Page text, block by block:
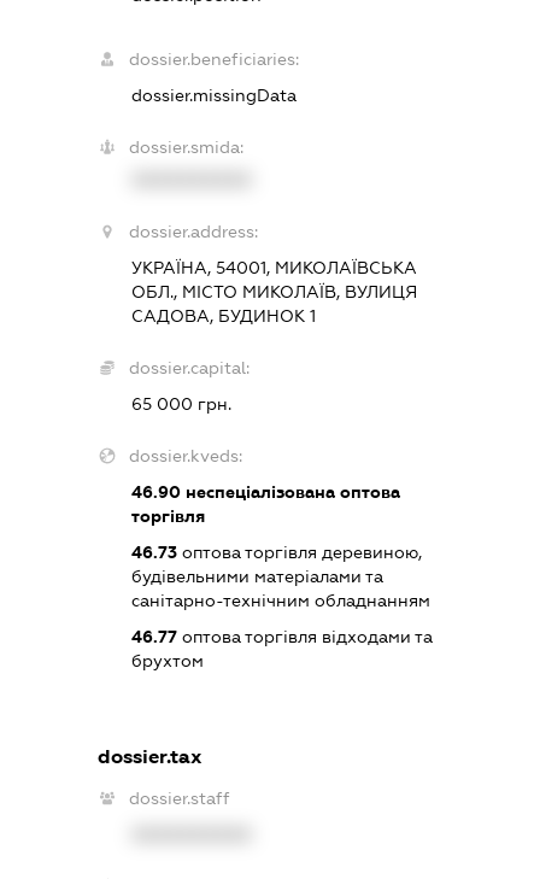
dossier.beneficiaries:
dossier.missingData
dossier.smida:
dossier.address:
УКРАЇНА, 54001, МИКОЛАЇВСЬКА
ОБЛ., МІСТО МИКОЛАЇВ, ВУЛИЦЯ
САДОВА, БУДИНОК 1
dossier.capital:
65 000 грн.
dossier.kveds:
46.90неспеціалізована оптова
торгівля
46.73оптова торгівля деревиною,
будівельними матеріалами та
санітарно-технічним обладнанням
46.77оптова торгівля відходами та
брухтом
dossier.tax
dossier.staff